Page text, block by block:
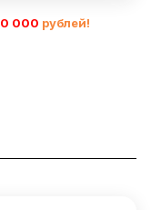
0 000 рублей!